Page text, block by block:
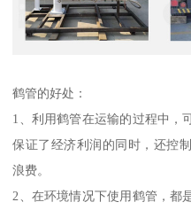
鹤管的好处：
1、利用鹤管在运输的过程中，
保证了经济利润的同时，还控
浪费。
2、在环境情况下使用鹤管，都